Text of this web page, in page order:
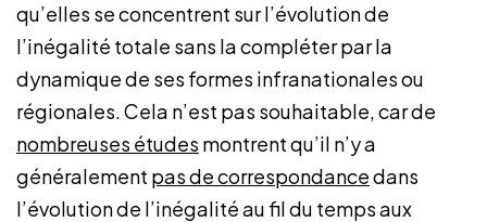
qu’elles se concentrent sur l’évolution de
l’inégalité totale sans la compléter par la
dynamique de ses formes infranationales ou
régionales. Cela n’est pas souhaitable, car de
nombreuses études montrent qu’il n’y a
généralement pas de correspondancedans
l’évolution de l’inégalité au fil du temps aux